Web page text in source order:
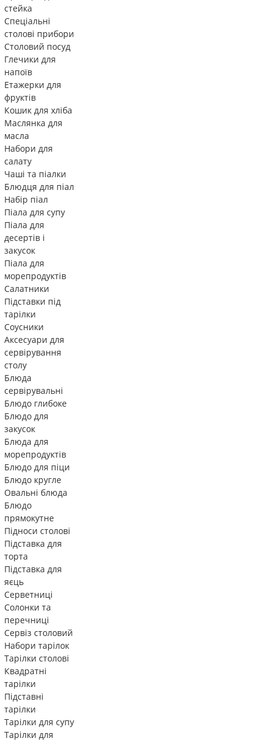
стейка
Спеціальні
столові прибори
Столовий посуд
Глечики для
напоїв
Етажерки для
фруктів
Кошик для хліба
Маслянка для
масла
Набори для
салату
Чаші та піалки
Блюдця для піал
Набір піал
Піала для супу
Піала для
десертів і
закусок
Піала для
морепродуктів
Салатники
Підставки під
тарілки
Соусники
Аксесуари для
сервірування
столу
Блюда
сервірувальні
Блюдо глибоке
Блюдо для
закусок
Блюда для
морепродуктів
Блюдо для піци
Блюдо кругле
Овальні блюда
Блюдо
прямокутне
Підноси столові
Підставка для
торта
Підставка для
яєць
Серветниці
Солонки та
перечниці
Сервіз столовий
Набори тарілок
Тарілки столові
Квадратні
тарілки
Підставні
тарілки
Тарілки для супу
Тарілки для